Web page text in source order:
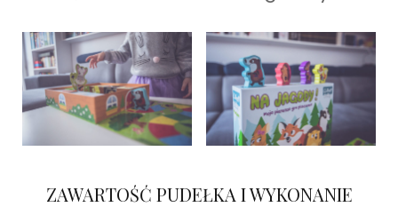
ZAWARTOŚĆ PUDEŁKA I WYKONANIE